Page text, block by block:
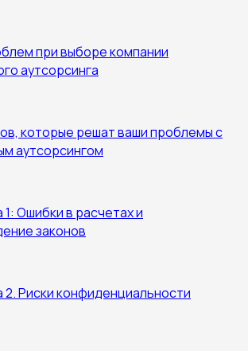
при выборе компании
аутсорсинга
которые решат ваши проблемы с
аутсорсингом
Ошибки в расчетах и
законов
Риски конфиденциальности